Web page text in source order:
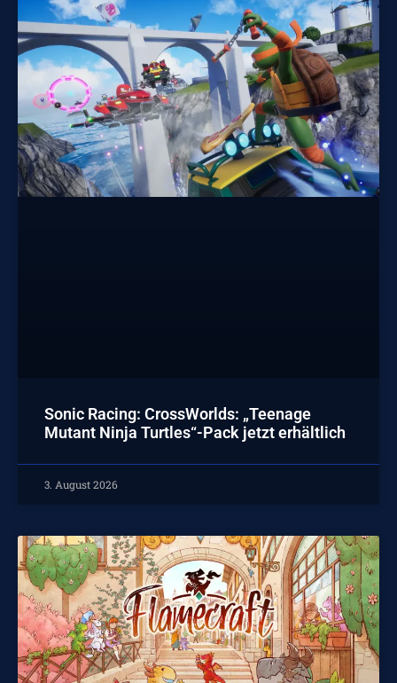
Sonic Racing: CrossWorlds: „Teenage
Mutant Ninja Turtles“-Pack jetzt erhältlich
3. August 2026